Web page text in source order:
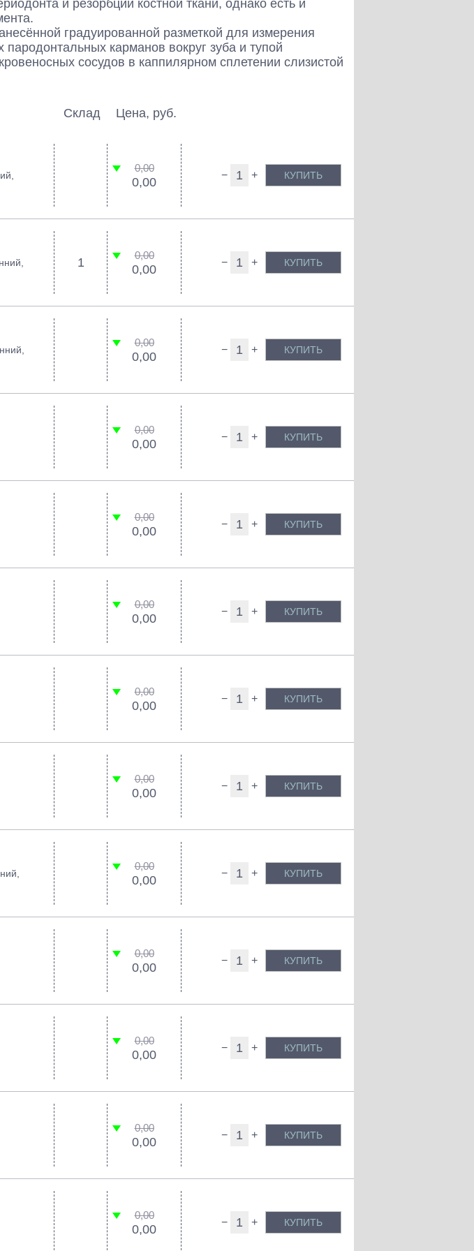
и резорбции костной ткани, однако есть и
градуированной разметкой для измерения
карманов вокруг зуба и тупой
сосудов в каппилярном сплетении слизистой
Склад Цена, руб.
0,00
0,00
− + КУПИТЬ
1
0,00
0,00
− + КУПИТЬ
0,00
0,00
− + КУПИТЬ
0,00
0,00
− + КУПИТЬ
0,00
0,00
− + КУПИТЬ
0,00
0,00
− + КУПИТЬ
0,00
0,00
− + КУПИТЬ
0,00
0,00
− + КУПИТЬ
0,00
0,00
− + КУПИТЬ
0,00
0,00
− + КУПИТЬ
0,00
0,00
− + КУПИТЬ
0,00
0,00
− + КУПИТЬ
0,00
0,00
− + КУПИТЬ